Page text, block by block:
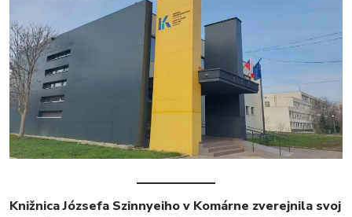
MESTO
Knižnica Józsefa Szinnyeiho v Komárne zverejnila svoj